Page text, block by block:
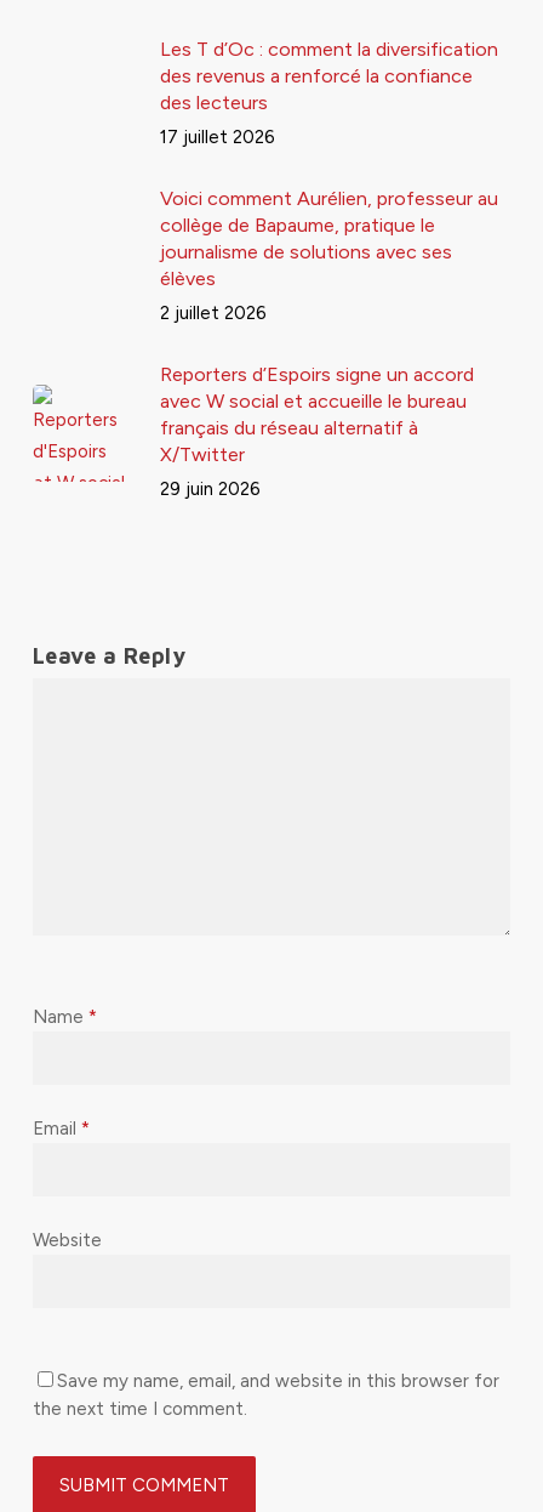
Les T d’Oc : comment la diversification
des revenus a renforcé la confiance
des lecteurs
17 juillet 2026
Voici comment Aurélien, professeur au
collège de Bapaume, pratique le
journalisme de solutions avec ses
élèves
2 juillet 2026
Reporters d’Espoirs signe un accord
avec W social et accueille le bureau
français du réseau alternatif à
X/Twitter
29 juin 2026
Leave a Reply
Name *
Email *
Website
Save my name, email, and website in this browser for
the next time I comment.